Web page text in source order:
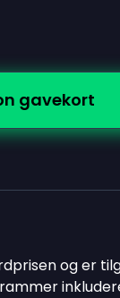
gavekort
og er